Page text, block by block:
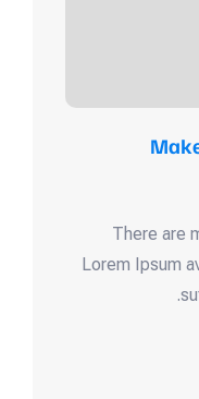
There are
Lorem Ipsum